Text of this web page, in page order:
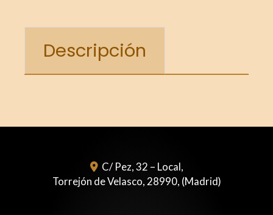
Descripción
C/ Pez, 32 – Local,
Torrejón de Velasco,28990, (Madrid)